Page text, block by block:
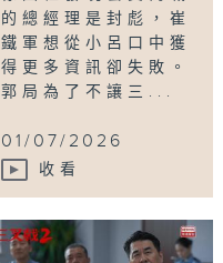
的總經理是封彪，崔
鐵軍想從小呂口中獲
得更多資訊卻失敗。
郭局為了不讓三...
01/07/2026
收看